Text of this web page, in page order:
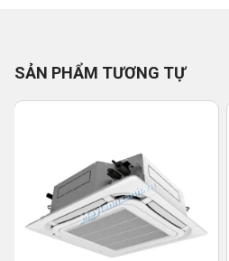
SẢN PHẨM TƯƠNG TỰ